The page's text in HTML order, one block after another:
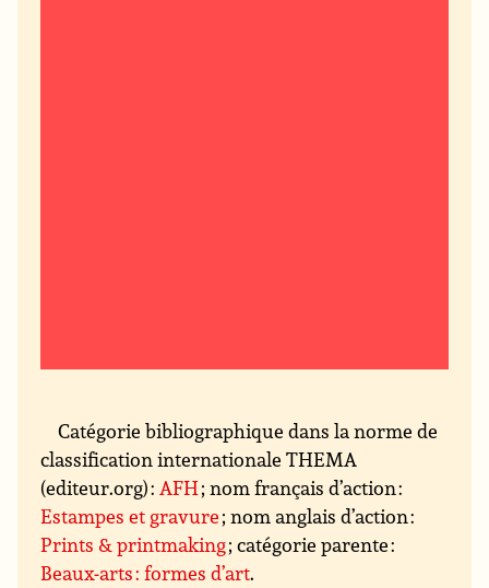
Catégorie bibliographique dans la norme de
classification internationale THEMA
(editeur.org) :AFH; nom français d’action :
Estampes et gravure; nom anglais d’action :
Prints & printmaking; catégorie parente :
Beaux-arts : formes d’art.